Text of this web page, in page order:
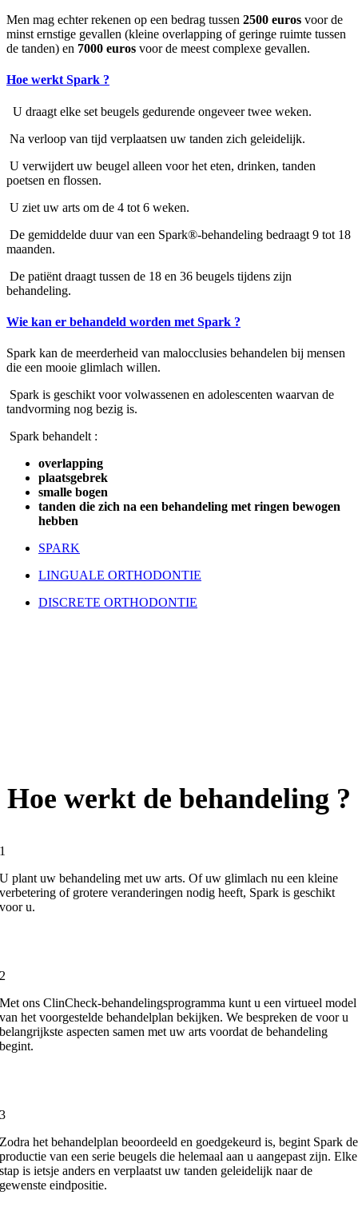
Men mag echter rekenen op een bedrag tussen 2500 euros voor de
minst ernstige gevallen (kleine overlapping of geringe ruimte tussen
de tanden) en 7000 euros voor de meest complexe gevallen.
Hoe werkt Spark ?
U draagt elke set beugels gedurende ongeveer twee weken.
Na verloop van tijd verplaatsen uw tanden zich geleidelijk.
U verwijdert uw beugel alleen voor het eten, drinken, tanden
poetsen en flossen.
U ziet uw arts om de 4 tot 6 weken.
De gemiddelde duur van een Spark®-behandeling bedraagt 9 tot 18
maanden.
De patiënt draagt tussen de 18 en 36 beugels tijdens zijn
behandeling.
Wie kan er behandeld worden met Spark ?
Spark kan de meerderheid van malocclusies behandelen bij mensen
die een mooie glimlach willen.
Spark is geschikt voor volwassenen en adolescenten waarvan de
tandvorming nog bezig is.
Spark behandelt :
overlapping
plaatsgebrek
smalle bogen
tanden die zich na een behandeling met ringen bewogen
hebben
SPARK
LINGUALE ORTHODONTIE
DISCRETE ORTHODONTIE
Hoe werkt de behandeling ?
1
U plant uw behandeling met uw arts. Of uw glimlach nu een kleine
verbetering of grotere veranderingen nodig heeft, Spark is geschikt
voor u.
2
Met ons ClinCheck-behandelingsprogramma kunt u een virtueel model
van het voorgestelde behandelplan bekijken. We bespreken de voor u
belangrijkste aspecten samen met uw arts voordat de behandeling
begint.
3
Zodra het behandelplan beoordeeld en goedgekeurd is, begint Spark de
productie van een serie beugels die helemaal aan u aangepast zijn. Elke
stap is ietsje anders en verplaatst uw tanden geleidelijk naar de
gewenste eindpositie.